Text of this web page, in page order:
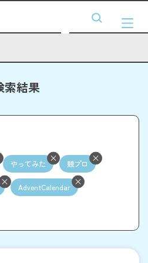
索結果
やってみた 競プロ
AdventCalendar